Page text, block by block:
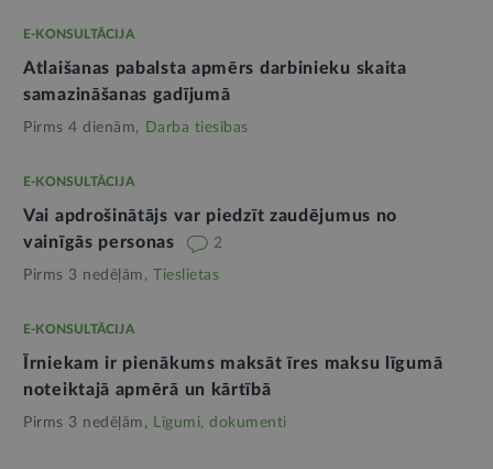
E-KONSULTĀCIJA
Atlaišanas pabalsta apmērs darbinieku skaita
samazināšanas gadījumā
Pirms 4 dienām, Darba tiesības
E-KONSULTĀCIJA
Vai apdrošinātājs var piedzīt zaudējumus no
vainīgās personas
2
Pirms 3 nedēļām, Tieslietas
E-KONSULTĀCIJA
Īrniekam ir pienākums maksāt īres maksu līgumā
noteiktajā apmērā un kārtībā
Pirms 3 nedēļām, Līgumi, dokumenti